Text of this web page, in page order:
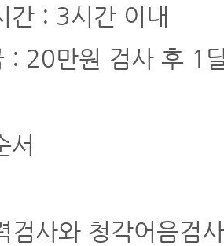
간 : 3시간 이내
: 20만원 검사 후 1
서
검사와 청각어음검